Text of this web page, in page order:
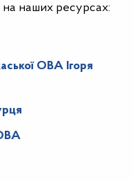
наших ресурсах:
ОВА Ігоря